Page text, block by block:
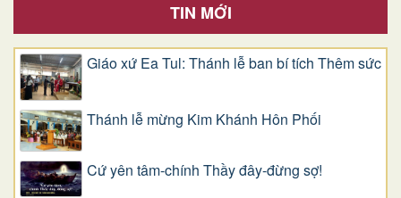
TIN MỚI
Giáo xứ Ea Tul: Thánh lễ ban bí tích Thêm sức
Thánh lễ mừng Kim Khánh Hôn Phối
Cứ yên tâm-chính Thầy đây-đừng sợ!